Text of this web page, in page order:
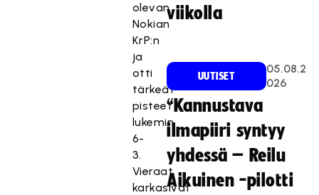
olevan
Nokian
KrP:n
ja
otti
tärkeät
pisteet
lukemin
6-
3.
Vieraat
karkasivat
viikolla
UUTISET
05.08.2
026
“Kannustava
ilmapiiri syntyy
yhdessä – Reilu
Aikuinen -pilotti